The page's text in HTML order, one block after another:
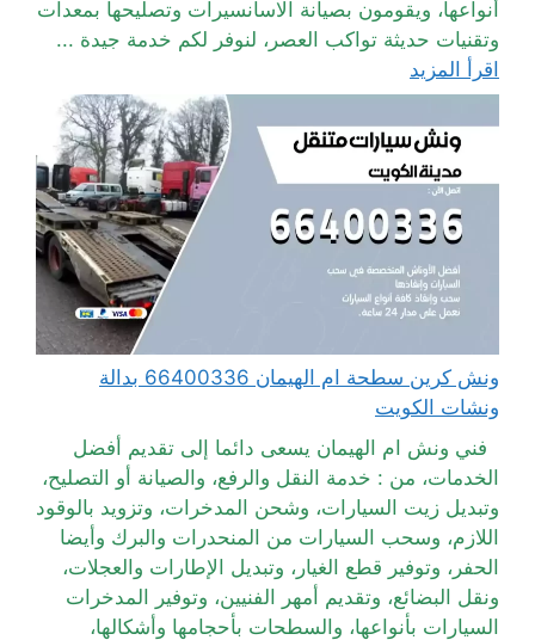
أنواعها، ويقومون بصيانة الاسانسيرات وتصليحها بمعدات
وتقنيات حديثة تواكب العصر، لنوفر لكم خدمة جيدة ...
اقرأ المزيد
ونش كرين سطحة ام الهيمان 66400336 بدالة
ونشات الكويت
فني ونش ام الهيمان يسعى دائما إلى تقديم أفضل
الخدمات، من : خدمة النقل والرفع، والصيانة أو التصليح،
وتبديل زيت السيارات، وشحن المدخرات، وتزويد بالوقود
اللازم، وسحب السيارات من المنحدرات والبرك وأيضا
الحفر، وتوفير قطع الغيار، وتبديل الإطارات والعجلات،
ونقل البضائع، وتقديم أمهر الفنيين، وتوفير المدخرات
السيارات بأنواعها، والسطحات بأحجامها وأشكالها،